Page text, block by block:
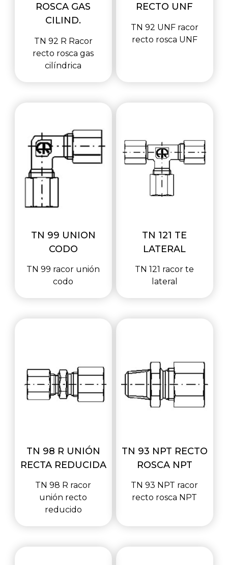
ROSCA GAS
CILIND.
TN 92 R Racor
recto rosca gas
cilíndrica
RECTO UNF
TN 92 UNF racor
recto rosca UNF
TN 99 UNION
CODO
TN 99 racor unión
codo
TN 121 TE
LATERAL
TN 121 racor te
lateral
TN 98 R UNIÓN
RECTA REDUCIDA
TN 98 R racor
unión recto
reducido
TN 93 NPT RECTO
ROSCA NPT
TN 93 NPT racor
recto rosca NPT